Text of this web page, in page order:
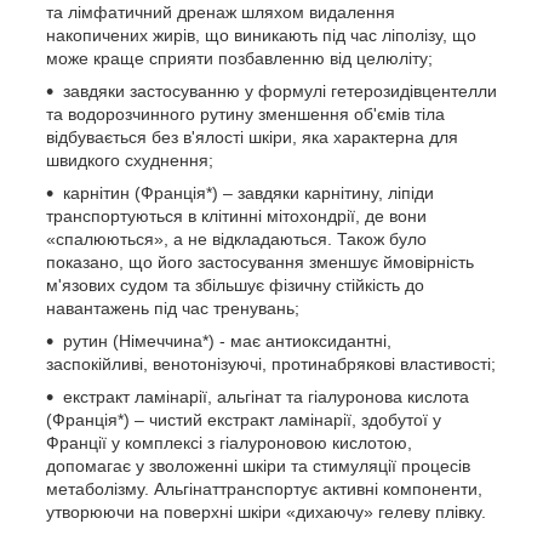
та лімфатичний дренаж шляхом видалення
накопичених жирів, що виникають під час ліполізу, що
може краще сприяти позбавленню від целюліту;
завдяки застосуванню у формулі гетерозидівцентелли
та водорозчинного рутину зменшення об'ємів тіла
відбувається без в'ялості шкіри, яка характерна для
швидкого схуднення;
карнітин (Франція*) – завдяки карнітину, ліпіди
транспортуються в клітинні мітохондрії, де вони
«спалюються», а не відкладаються. Також було
показано, що його застосування зменшує ймовірність
м'язових судом та збільшує фізичну стійкість до
навантажень під час тренувань;
рутин (Німеччина*) - має антиоксидантні,
заспокійливі, венотонізуючі, протинабрякові властивості;
екстракт ламінарії, альгінат та гіалуронова кислота
(Франція*) – чистий екстракт ламінарії, здобутої у
Франції у комплексі з гіалуроновою кислотою,
допомагає у зволоженні шкіри та стимуляції процесів
метаболізму. Альгінаттранспортує активні компоненти,
утворюючи на поверхні шкіри «дихаючу» гелеву плівку.